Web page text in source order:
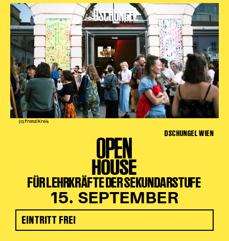
(c) Franzi Kreis
DSCHUNGEL WIEN
OPEN
HOUSE
FÜR LEHRKRÄFTE DER SEKUNDARSTUFE
15. SEPTEMBER
EINTRITT FREI